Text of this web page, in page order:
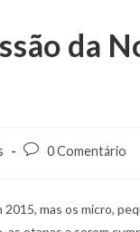
da
0 Comentário
mas os micro,